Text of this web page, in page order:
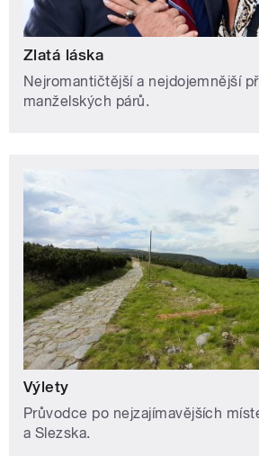
Zlatá láska
Nejromantičtější a nejdojemnější
manželských párů.
Výlety
Průvodce po nejzajímavějších
a Slezska.